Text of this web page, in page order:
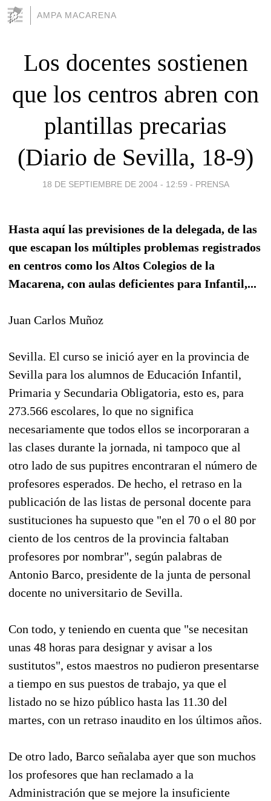
AMPA MACARENA
Los docentes sostienen
que los centros abren con
plantillas precarias
(Diario de Sevilla, 18-9)
18 DE SEPTIEMBRE DE 2004 - 12:59 - PRENSA
Hasta aquí las previsiones de la delegada, de las
que escapan los múltiples problemas registrados
en centros como los Altos Colegios de la
Macarena, con aulas deficientes para Infantil,...
Juan Carlos Muñoz
Sevilla. El curso se inició ayer en la provincia de
Sevilla para los alumnos de Educación Infantil,
Primaria y Secundaria Obligatoria, esto es, para
273.566 escolares, lo que no significa
necesariamente que todos ellos se incorporaran a
las clases durante la jornada, ni tampoco que al
otro lado de sus pupitres encontraran el número de
profesores esperados. De hecho, el retraso en la
publicación de las listas de personal docente para
sustituciones ha supuesto que "en el 70 o el 80 por
ciento de los centros de la provincia faltaban
profesores por nombrar", según palabras de
Antonio Barco, presidente de la junta de personal
docente no universitario de Sevilla.
Con todo, y teniendo en cuenta que "se necesitan
unas 48 horas para designar y avisar a los
sustitutos", estos maestros no pudieron presentarse
a tiempo en sus puestos de trabajo, ya que el
listado no se hizo público hasta las 11.30 del
martes, con un retraso inaudito en los últimos años.
De otro lado, Barco señalaba ayer que son muchos
los profesores que han reclamado a la
Administración que se mejore la insuficiente